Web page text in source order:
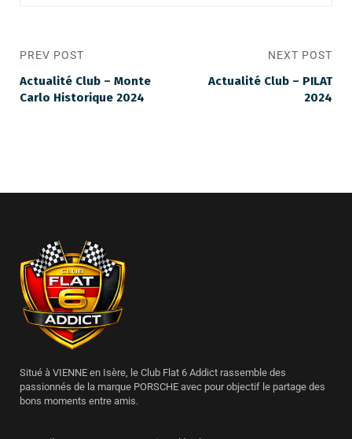
PREV POST
Actualité Club – Monte
Carlo Historique 2024
NEXT POST
Actualité Club – PILAT
2024
Situé à VIENNE en Isère, le Club Flat 6 Addict rassemble des
passionnés de la marque PORSCHE avec pour objectif le partage des
bons moments entre amis.